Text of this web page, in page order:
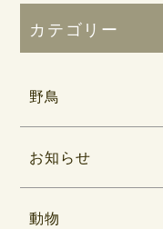
カテゴリー
野鳥
お知らせ
動物